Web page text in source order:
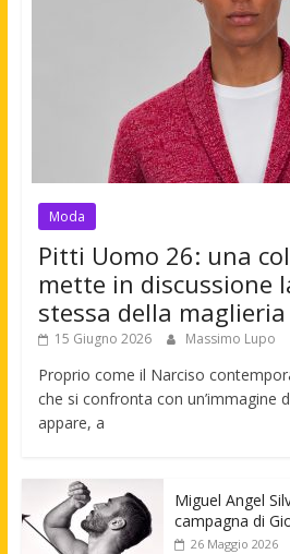
Moda
Pitti Uomo 26: una
mette in discussione
stessa della maglieria
15 Giugno 2026 Massimo Lupo
Proprio come il Narciso
che si confronta con un’immagine
appare, a
Miguel Angel
campagna di
26 Maggio 2026